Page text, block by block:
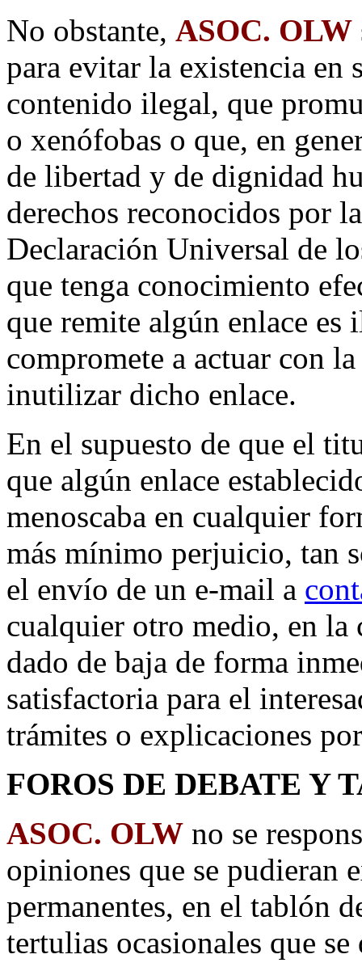
No obstante, ASOC. OLW
para evitar la existencia en
contenido ilegal, que
o xenófobas o que, en
de libertad y de dignidad
derechos reconocidos por
Declaración Universal de
que tenga conocimiento
que remite algún enlace
compromete a actuar con
inutilizar dicho enlace.
En el supuesto de que el
que algún enlace
menoscaba en cualquier
más mínimo perjuicio, tan
el envío de un e-mail a
cualquier otro medio, en la
dado de baja de forma
satisfactoria para el
trámites o explicaciones
FOROS DE DEBATE Y
ASOC. OLW no se
opiniones que se pudieran
permanentes, en el tablón
tertulias ocasionales que